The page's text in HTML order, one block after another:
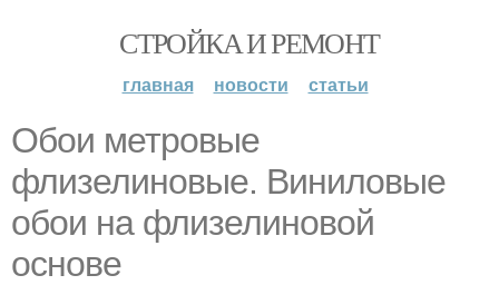
СТРОЙКА И РЕМОНТ
главная новости статьи
Обои метровые
флизелиновые. Виниловые
обои на флизелиновой
основе